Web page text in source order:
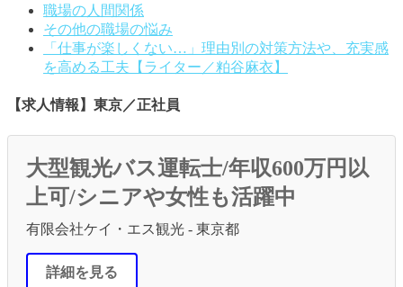
職場の人間関係
その他の職場の悩み
「仕事が楽しくない…」理由別の対策方法や、充実感
を高める工夫【ライター／粕谷麻衣】
【求人情報】東京／正社員
大型観光バス運転士/年収600万円以
上可/シニアや女性も活躍中
有限会社ケイ・エス観光 - 東京都
詳細を見る